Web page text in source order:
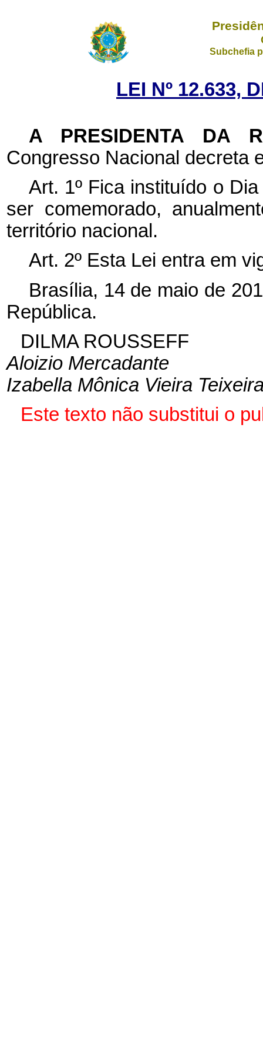
Subchefia
LEI Nº 12.633,
A PRESIDENTA DA
Congresso Nacional decreta
Art. 1º Fica instituído o
ser comemorado,
território nacional.
Art. 2º Esta Lei entra em
Brasília, 14 de maio de
República.
DILMA ROUSSEFF
Aloizio Mercadante
Izabella Mônica Vieira
Este texto não substitui o